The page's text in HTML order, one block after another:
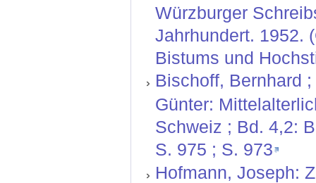
Würzburger
Jahrhundert. 1952.
Bistums und
Bischoff, Bernhard
Günter:
Schweiz ; Bd. 4,2:
S. 975 ; S. 973
Hofmann, Joseph: